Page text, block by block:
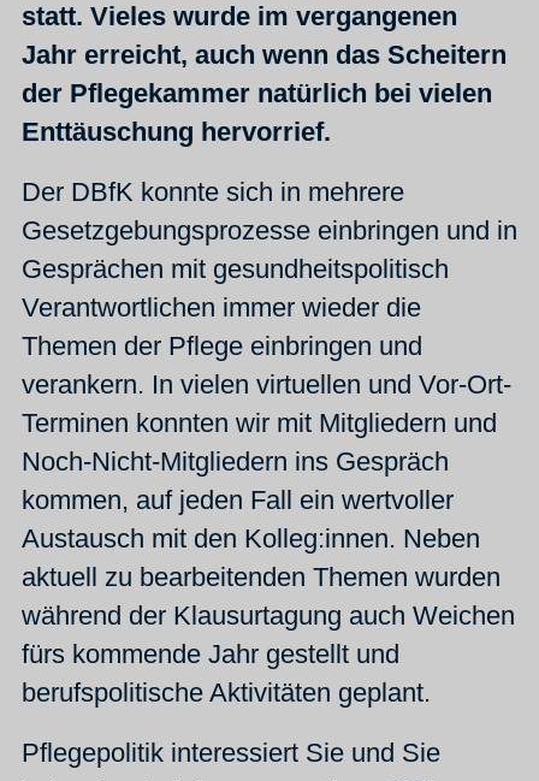
statt. Vieles wurde im vergangenen
Jahr erreicht, auch wenn das Scheitern
der Pflegekammer natürlich bei vielen
Enttäuschung hervorrief.
Der DBfK konnte sich in mehrere
Gesetzgebungsprozesse einbringen und in
Gesprächen mit gesundheitspolitisch
Verantwortlichen immer wieder die
Themen der Pflege einbringen und
verankern. In vielen virtuellen und Vor-Ort-
Terminen konnten wir mit Mitgliedern und
Noch-Nicht-Mitgliedern ins Gespräch
kommen, auf jeden Fall ein wertvoller
Austausch mit den Kolleg:innen. Neben
aktuell zu bearbeitenden Themen wurden
während der Klausurtagung auch Weichen
fürs kommende Jahr gestellt und
berufspolitische Aktivitäten geplant.
Pflegepolitik interessiert Sie und Sie